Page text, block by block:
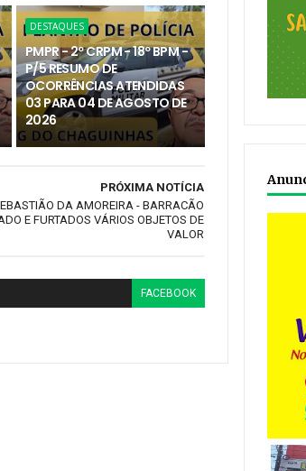
DESTAQUES
PMPR - 2º CRPM - 18º BPM -
P/5 RESUMO DE
OCORRÊNCIAS ATENDIDAS
03 PARA 04 DE AGOSTO DE
2026
PRÓXIMA NOTÍCIA
DA AMOREIRA - BARRACÃO
E FURTADOS VÁRIOS OBJETOS DE
VALOR
FACEBOOK